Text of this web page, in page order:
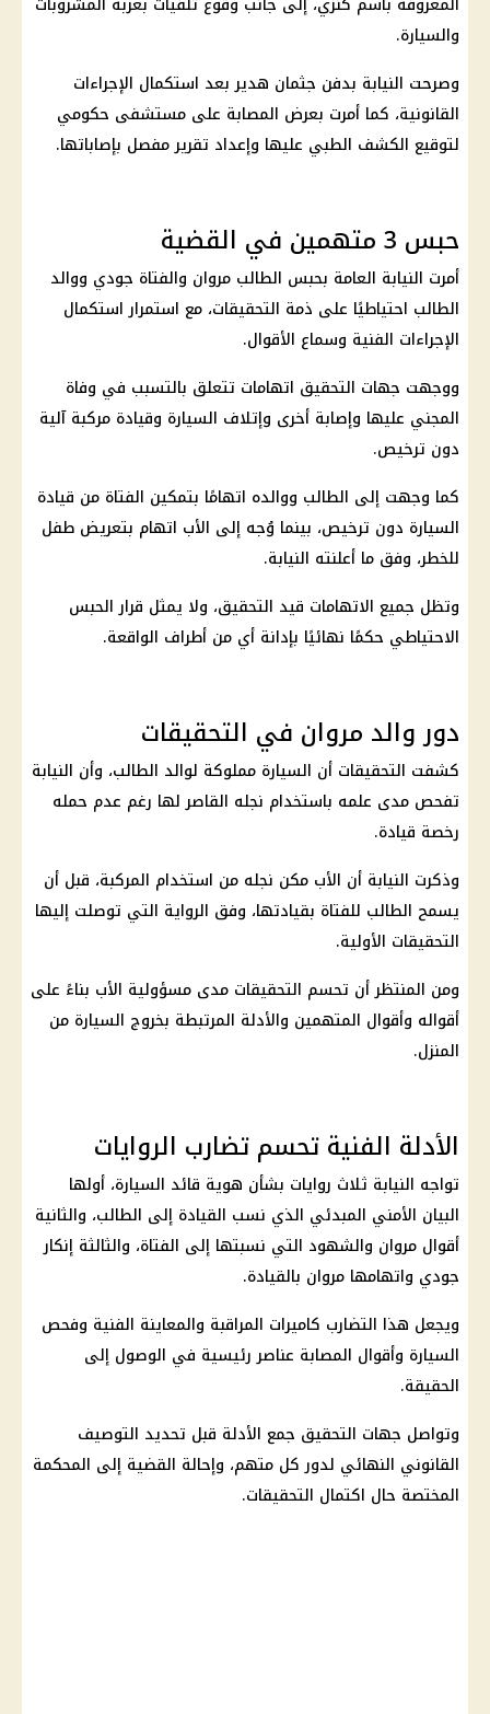
والسيارة.
وصرحت النيابة بدفن جثمان هدير بعد استكمال الإجراءات
القانونية، كما أمرت بعرض المصابة على مستشفى حكومي
لتوقيع الكشف الطبي عليها وإعداد تقرير مفصل بإصاباتها.
حبس 3 متهمين في القضية
أمرت النيابة العامة بحبس الطالب مروان والفتاة جودي ووالد
الطالب احتياطيًا على ذمة التحقيقات، مع استمرار استكمال
الإجراءات الفنية وسماع الأقوال.
ووجهت جهات التحقيق اتهامات تتعلق بالتسبب في وفاة
المجني عليها وإصابة أخرى وإتلاف السيارة وقيادة مركبة آلية
دون ترخيص.
كما وجهت إلى الطالب ووالده اتهامًا بتمكين الفتاة من قيادة
السيارة دون ترخيص، بينما وُجه إلى الأب اتهام بتعريض طفل
للخطر، وفق ما أعلنته النيابة.
وتظل جميع الاتهامات قيد التحقيق، ولا يمثل قرار الحبس
الاحتياطي حكمًا نهائيًا بإدانة أي من أطراف الواقعة.
دور والد مروان في التحقيقات
كشفت التحقيقات أن السيارة مملوكة لوالد الطالب، وأن النيابة
تفحص مدى علمه باستخدام نجله القاصر لها رغم عدم حمله
رخصة قيادة.
وذكرت النيابة أن الأب مكن نجله من استخدام المركبة، قبل أن
يسمح الطالب للفتاة بقيادتها، وفق الرواية التي توصلت إليها
التحقيقات الأولية.
ومن المنتظر أن تحسم التحقيقات مدى مسؤولية الأب بناءً على
أقواله وأقوال المتهمين والأدلة المرتبطة بخروج السيارة من
المنزل.
الأدلة الفنية تحسم تضارب الروايات
تواجه النيابة ثلاث روايات بشأن هوية قائد السيارة، أولها
البيان الأمني المبدئي الذي نسب القيادة إلى الطالب، والثانية
أقوال مروان والشهود التي نسبتها إلى الفتاة، والثالثة إنكار
جودي واتهامها مروان بالقيادة.
ويجعل هذا التضارب كاميرات المراقبة والمعاينة الفنية وفحص
السيارة وأقوال المصابة عناصر رئيسية في الوصول إلى
الحقيقة.
وتواصل جهات التحقيق جمع الأدلة قبل تحديد التوصيف
القانوني النهائي لدور كل متهم، وإحالة القضية إلى المحكمة
المختصة حال اكتمال التحقيقات.